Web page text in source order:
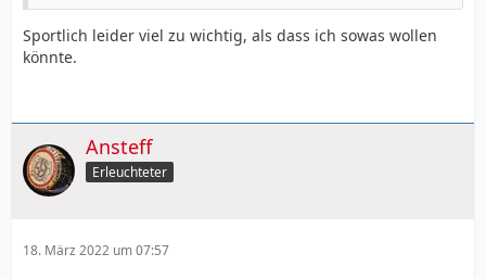
Sportlich leider viel zu wichtig, als dass ich sowas wollen
könnte.
Ansteff
Erleuchteter
18. März 2022 um 07:57